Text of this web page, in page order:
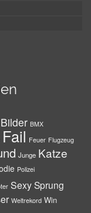
Bilder BMX
Fail Feuer Flugzeug
Junge Katze
Polizei
SexySprung
Weltrekord Win